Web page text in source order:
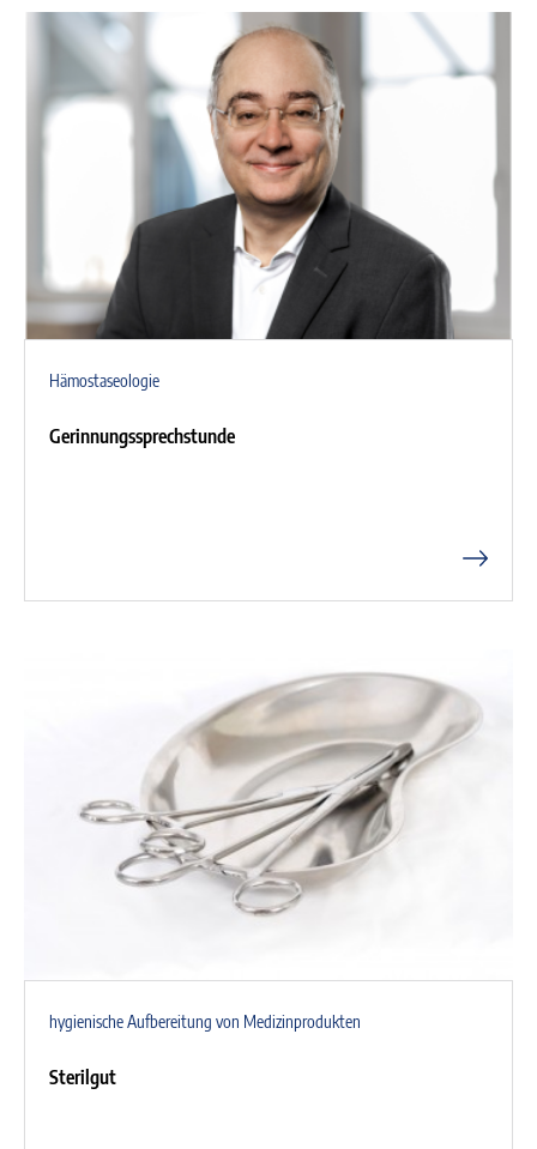
Hämostaseologie
Gerinnungssprechstunde
hygienische Aufbereitung von Medizinprodukten
Sterilgut